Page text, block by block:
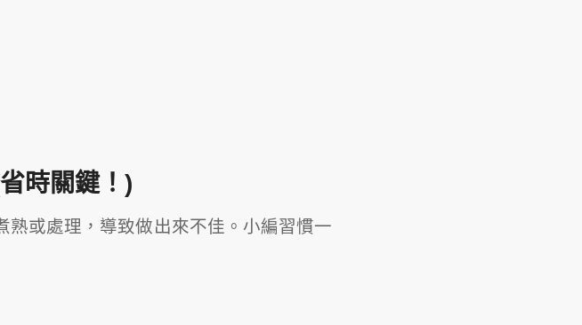
時關鍵！)
或處理，導致做出來不佳。小編習慣一